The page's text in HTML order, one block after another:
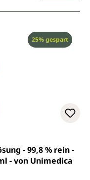
Rabatt
25% gespart
4.8 von 5 Sternen
- 99,8 % rein -
- von Unimedica